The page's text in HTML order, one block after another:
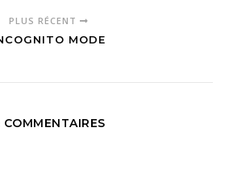
PLUS RÉCENT
MODE
COMMENTAIRES